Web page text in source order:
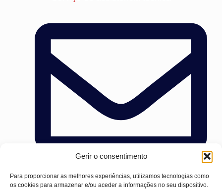
Gerir o consentimento
Para proporcionar as melhores experiências, utilizamos tecnologias como
os cookies para armazenar e/ou aceder a informações no seu dispositivo.
satcecilio@comercialcecilio.es